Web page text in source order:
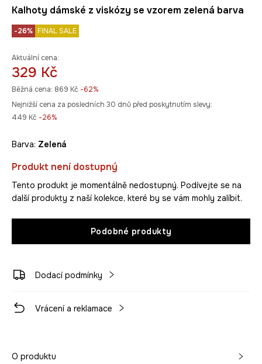
Kalhoty dámské z viskózy se vzorem zelená barva
-26% FINAL SALE
Aktuální cena:
329 Kč
Běžná cena: 869 Kč -62%
Nejnižší cena za posledních 30 dnů před poskytnutím slevy:
449 Kč -26%
Barva: zelená
Produkt není dostupný
Tento produkt je momentálně nedostupný. Podívejte se na
další produkty z naší kolekce, které by se vám mohly zalíbit.
Podobné produkty
Dodací podmínky
Vrácení a reklamace
O produktu